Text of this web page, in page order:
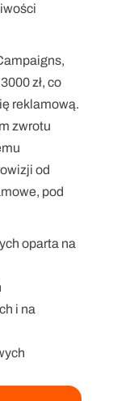
zł, co
reklamową.
zwrotu
od
pod
oparta na
i na